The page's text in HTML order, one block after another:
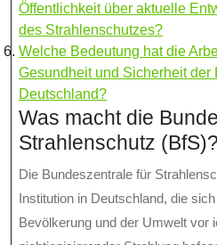
Öffentlichkeit über aktuelle
des Strahlenschutzes?
Welche Bedeutung hat die
Gesundheit und Sicherheit der
Deutschland?
Was macht die
Strahlenschutz (BfS)?
Die Bundeszentrale für
Institution in Deutschland, die
Bevölkerung und der Umwelt vor